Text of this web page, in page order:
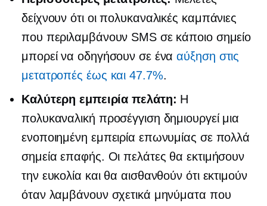
δείχνουν ότι οι πολυκαναλικές καμπάνιες
που περιλαμβάνουν SMS σε κάποιο σημείο
μπορεί να οδηγήσουν σε ένααύξηση στις
μετατροπές έως και 47.7%.
Καλύτερη εμπειρία πελάτη: Η
πολυκαναλική προσέγγιση δημιουργεί μια
ενοποιημένη εμπειρία επωνυμίας σε πολλά
σημεία επαφής. Οι πελάτες θα εκτιμήσουν
την ευκολία και θα αισθανθούν ότι εκτιμούν
όταν λαμβάνουν σχετικά μηνύματα που